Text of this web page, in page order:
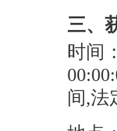
三、
时间：
间,法